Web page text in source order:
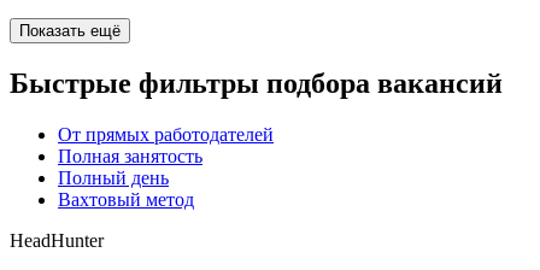
Показать ещё
Быстрые фильтры подбора вакансий
От прямых работодателей
Полная занятость
Полный день
Вахтовый метод
HeadHunter